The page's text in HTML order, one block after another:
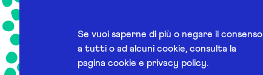
Se vuoi saperne di più o negare il consenso
a tutti o ad alcuni cookie, consulta la
pagina cookie e privacy policy.